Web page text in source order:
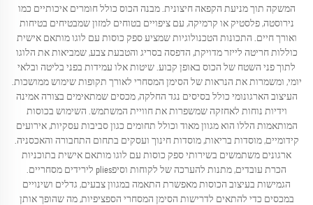
המשקה תוך מניעת הקפאה חיצונית. מבנה הכוס כולל חומרים איכותיים כמו
נירוסטה, פלסטיק או קרמיקה, עם ציפויים בטוחים למזון שמבטיחים בטיחות
ואורך חיים. התכונות הטכנולוגיות שמציע ספק כוסות עם לוגו מותאם אישית
כוללות חריטה לייזר מדויקת, הדפסה בסריג והטבעת צבע, שמביאות את הלוגו
לתוך פני השטח של הכוס באופן קבוע. שיטות אלו עמידות בפני בליטה ובלאי
יומי, ומשמרות את הנראות של הסימן המסחרי לאורך תקופות שימוש ממושכות.
העיצוב הארגונומי כולל בסיסים נגד החלקה, מכסים שמתאימים בצורה אמינה
וידיות נוחות לאחזקה שמשפרות את חוויית המשתמש. השימוש בכוסות
המותאמות הללו הוא מגוון מאוד וכולל תחומים כגון סביבות עסקיות, אירועים
קידומיים, מוסדות בריאות, מוסדות חינוך ועסקים בתחום התחבורה והאכסניה.
ארגונים משתמשים בשירותי ספק כוסות עם לוגו מותאם אישית בתוכניות
הכרת עובדים, מתנות להערכה של לקוחות וסיפplies לירידים מסחריים.
הגמישות בעיצוב הכוסות מאפשרת התאמה במגוון צבעים, גדלים ושינויים
במכסים כדי להתאים לדרישות הסימן המסחרי הספציפיות, מה שהופך אותן